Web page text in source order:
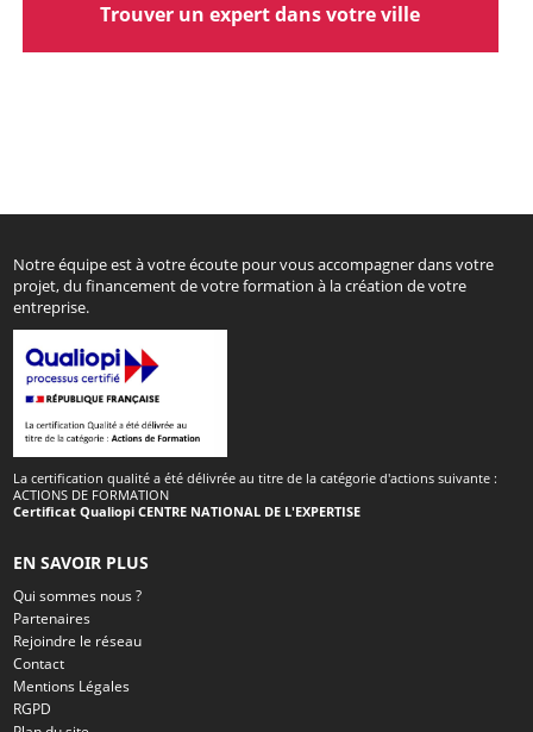
Trouver un expert dans votre ville
Notre équipe est à votre écoute pour vous accompagner dans votre
projet, du financement de votre formation à la création de votre
entreprise.
La certification qualité a été délivrée au titre de la catégorie d'actions suivante :
ACTIONS DE FORMATION
Certificat Qualiopi CENTRE NATIONAL DE L'EXPERTISE
EN SAVOIR PLUS
Qui sommes nous ?
Partenaires
Rejoindre le réseau
Contact
Mentions Légales
RGPD